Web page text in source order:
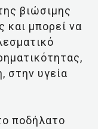
βιώσιμης
και μπορεί να
στην υγεία
ποδήλατο